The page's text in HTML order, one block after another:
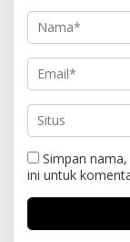
Simpan
ini untuk